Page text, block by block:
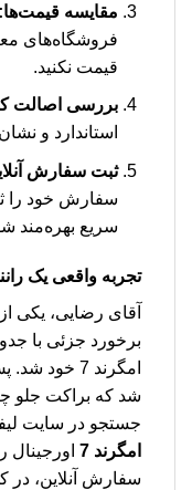
مقایسه قیمت‌ها:
فروشگاه‌های
قیمت نکنید.
بررسی اصالت
استاندارد و
ثبت سفارش
سفارش خود را
سریع بهره‌مند
تجربه واقعی یک
آقای رضایی، یکی
برخورد جزئی با
امگرند 7
شد که براکت جلو
جستجو در سایت
امگرند 7
اورجینال
سفارش آنلاین، در